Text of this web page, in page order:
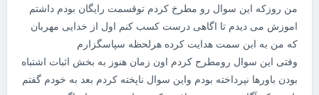
من روزکه این سوال رو مطرخ کردم توقسمت رایگان بودم داشتم
اموزش می دیدم تا اگاهی درست کسب کنم اول از خدایی مهربان
که من به ابن سمت هدایت کرده هرلحظه سپاسگزارم
وفتی این سوال رومطرح کردم اون زمان هنوز به بخش اثبات اشتباه
بودن باورها نپرداخته بودم واین سوال ناپخته کردم بعد به خودم گفتم